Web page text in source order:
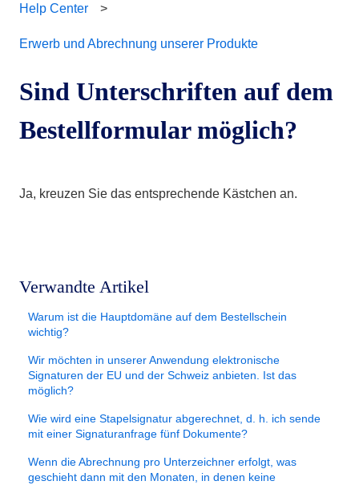
Help Center
Erwerb und Abrechnung unserer Produkte
Sind Unterschriften auf dem
Bestellformular möglich?
Ja, kreuzen Sie das entsprechende Kästchen an.
Verwandte Artikel
Warum ist die Hauptdomäne auf dem Bestellschein
wichtig?
Wir möchten in unserer Anwendung elektronische
Signaturen der EU und der Schweiz anbieten. Ist das
möglich?
Wie wird eine Stapelsignatur abgerechnet, d. h. ich sende
mit einer Signaturanfrage fünf Dokumente?
Wenn die Abrechnung pro Unterzeichner erfolgt, was
geschieht dann mit den Monaten, in denen keine